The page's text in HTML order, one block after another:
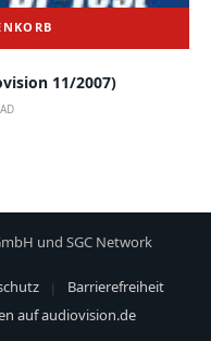
11/2007)
und SGC Network
Barrierefreiheit
auf audiovision.de